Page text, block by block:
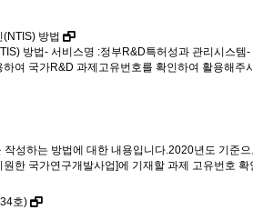
방법
방법- 서비스명 :정부R&D특허성과 관리시
여 국가R&D 과제고유번호를 확인하여 활용해
성하는 방법에 대한 내용입니다.2020년도 기
한 국가연구개발사업]에 기재할 과제 고유번호
호)